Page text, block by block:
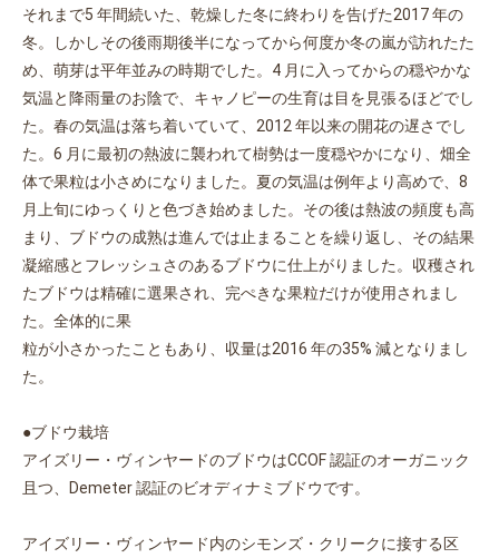
お買い物を続ける カートへ進む
それまで5 年間続いた、乾燥した冬に終わりを告げた2017 年の
冬。しかしその後雨期後半になってから何度か冬の嵐が訪れたた
め、萌芽は平年並みの時期でした。4 月に入ってからの穏やかな
気温と降雨量のお陰で、キャノピーの生育は目を見張るほどでし
た。春の気温は落ち着いていて、2012 年以来の開花の遅さでし
た。6 月に最初の熱波に襲われて樹勢は一度穏やかになり、畑全
体で果粒は小さめになりました。夏の気温は例年より高めで、8
月上旬にゆっくりと色づき始めました。その後は熱波の頻度も高
まり、ブドウの成熟は進んでは止まることを繰り返し、その結果
凝縮感とフレッシュさのあるブドウに仕上がりました。収穫され
たブドウは精確に選果され、完ぺきな果粒だけが使用されまし
た。全体的に果
粒が小さかったこともあり、収量は2016 年の35% 減となりまし
た。
●ブドウ栽培
アイズリー・ヴィンヤードのブドウはCCOF 認証のオーガニック
且つ、Demeter 認証のビオディナミブドウです。
アイズリー・ヴィンヤード内のシモンズ・クリークに接する区